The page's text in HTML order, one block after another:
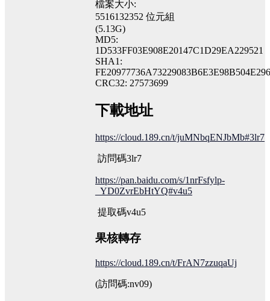
檔案大小:
5516132352 位元組
(5.13G)
MD5:
1D533FF03E908E20147C1D29EA229521
SHA1:
CRC32: 27573699
下載地址
https://cloud.189.cn/t/juMNbqENJbMb#3lr7
訪問碼3lr7
https://pan.baidu.com/s/1nrFsfylp-
_YD0ZvrEbHtYQ#v4u5
提取碼v4u5
果核轉存
https://cloud.189.cn/t/FrAN7zzuqaUj
(訪問碼:nv09)